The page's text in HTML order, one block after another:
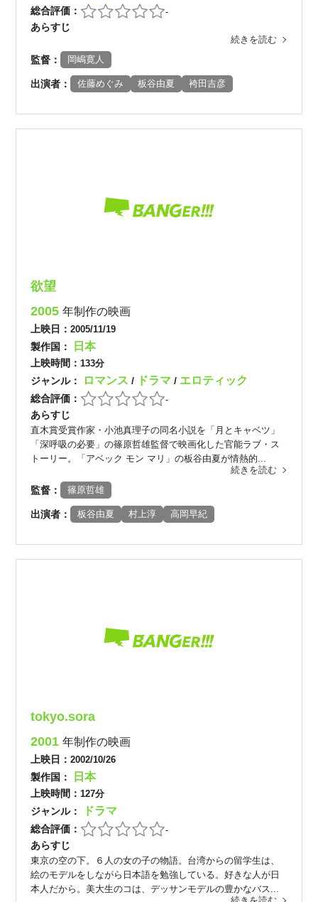
総合評価： -
あらすじ
続きを読む
監督： 岡嶋寛人
出演者： 佐藤めぐみ 板谷由夏 袴田吉彦
欲望
2005年制作の映画
上映日：2005/11/19
製作国： 日本
上映時間：133分
ジャンル： ロマンス/ ドラマ/ エロティック
総合評価： -
あらすじ
直木賞受賞作家・小池真理子の同名小説を「月とキャベツ」
「深呼吸の必要」の篠原哲雄監督で映画化した官能ラブ・ス
トーリー。「アベック モン マリ」の板谷由夏が情熱的...
続きを読む
監督： 篠原哲雄
出演者： 板谷由夏 村上淳 高岡早紀
tokyo.sora
2001年制作の映画
上映日：2002/10/26
製作国： 日本
上映時間： 127分
ジャンル： ドラマ
総合評価： -
あらすじ
東京の空の下。６人の女の子の物語。台湾からの留学生は、
絵のモデルをしながら日本語を勉強している。好きな人が日
本人だから。美大生のコは、デッサンモデルの豊かなバス...